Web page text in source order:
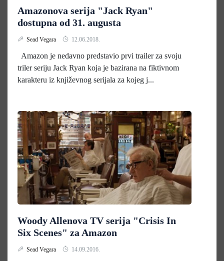
Amazonova serija "Jack Ryan"
dostupna od 31. augusta
Sead Vegara 12.06.2018.
Amazon je nedavno predstavio prvi trailer za svoju
triler seriju Jack Ryan koja je bazirana na fiktivnom
karakteru iz književnog serijala za kojeg j...
Woody Allenova TV serija "Crisis In
Six Scenes" za Amazon
Sead Vegara 14.09.2016.